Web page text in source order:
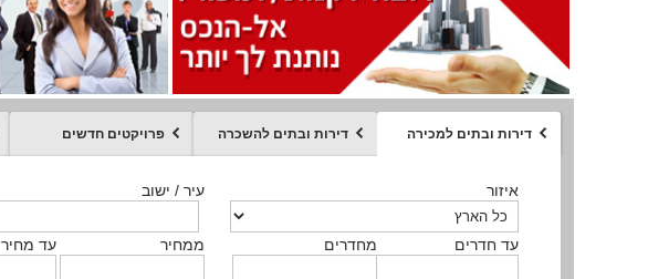
דירות ובתים למכירה דירות ובתים להשכרה פרויקטים חדשים
איזור
מחדרים עד חדרים
עיר / ישוב
ממחיר עד מחיר
איזור
מחדרים עד חדרים
עיר / ישוב
ממחיר עד מחיר
איזור
מחדרים עד חדרים
עיר / ישוב
ממחיר עד מחיר
איזור
סוג הנכס
עיר / ישוב
ממחיר עד מחיר
סוג הנכס ממחיר איזור
מחדרים עד חדרים
עיר / ישוב
מקומה עד קומה
איזור
סוג הנכס
עיר / ישוב
ממחיר עד מחיר